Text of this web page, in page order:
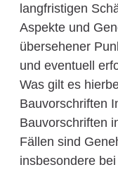
langfristigen
Aspekte und
übersehener
und eventuell
Was gilt es
Bauvorschriften
Bauvorschriften
Fällen sind
insbesondere